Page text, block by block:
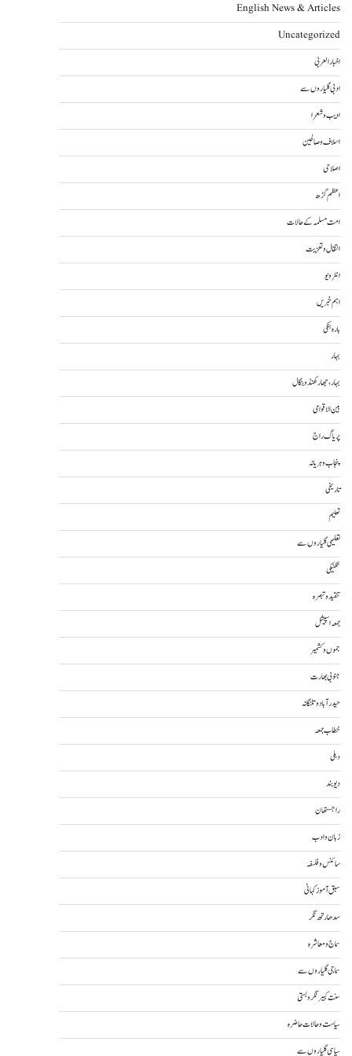
English News & Articles
Uncategorized
اخبار العربی
ادبی گلیاروں سے
ادیب و شعرا
اسلاف و صالحین
اصلاحی
اعظم گڑھ
امت مسلمہ کے حالات
انتقال و تعزیت
انٹرویو
اہم خبریں
بارہ بنکی
بہار
بہار، جھارکھنڈ و بنگال
بین الاقوامی
پریاگ راج
پنجاب و ہریانہ
تاریخی
تعلیم
تعلیمی گلیاروں سے
تکنیکی
تنقید و تبصرہ
جمعہ اسپیشل
جموں و کشمیر
جنوبی بھارت
حیدرآباد و تلنگانہ
خطاب جمعہ
دہلی
دیوبند
راجستھان
زبان و ادب
سائنس و فلسفہ
سبق آموز کہانی
سدھارتھ نگر
سماج و معاشرہ
سماجی گلیاروں سے
سنت کبیر نگر و بستی
سیاست و حالات حاضرہ
سیاسی گلیاروں سے